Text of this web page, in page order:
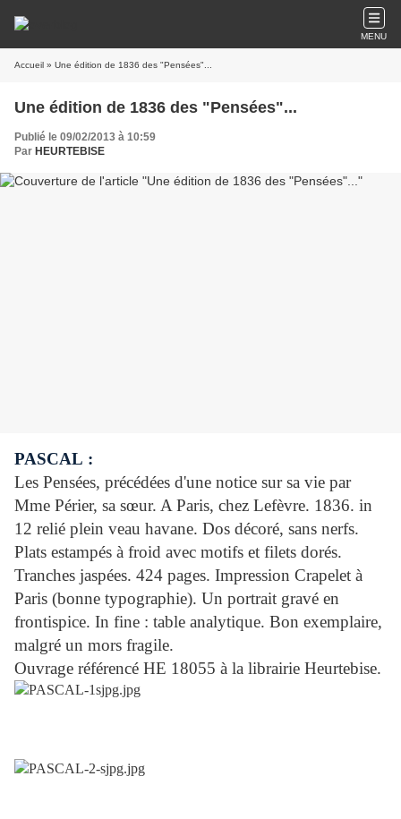
MENU
Accueil » Une édition de 1836 des "Pensées"...
Une édition de 1836 des "Pensées"...
Publié le 09/02/2013 à 10:59
Par HEURTEBISE
PASCAL :
Les Pensées, précédées d'une notice sur sa vie par
Mme Périer, sa sœur. A Paris, chez Lefèvre. 1836. in
12 relié plein veau havane. Dos décoré, sans nerfs.
Plats estampés à froid avec motifs et filets dorés.
Tranches jaspées. 424 pages. Impression Crapelet à
Paris (bonne typographie). Un portrait gravé en
frontispice. In fine : table analytique. Bon exemplaire,
malgré un mors fragile.
Ouvrage référencé HE 18055 à la librairie Heurtebise.